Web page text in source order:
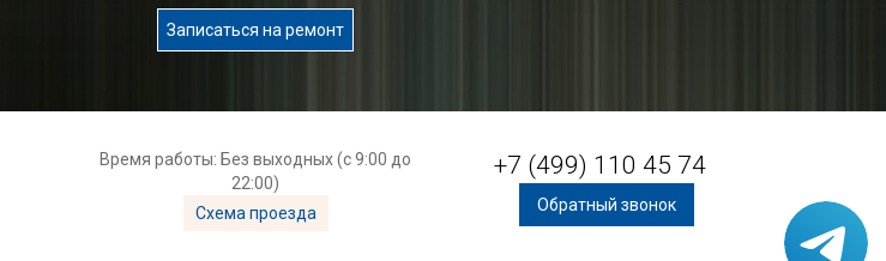
Записаться на ремонт
Время работы: Без выходных (с 9:00 до
22:00)
Схема проезда
+7 (499) 110 45 74
Обратный звонок